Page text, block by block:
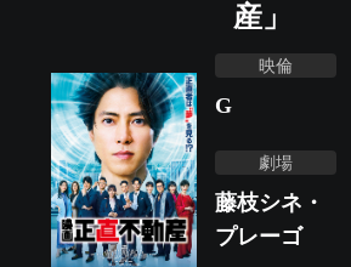
産」
映倫
G
劇場
藤枝シネ・
プレーゴ